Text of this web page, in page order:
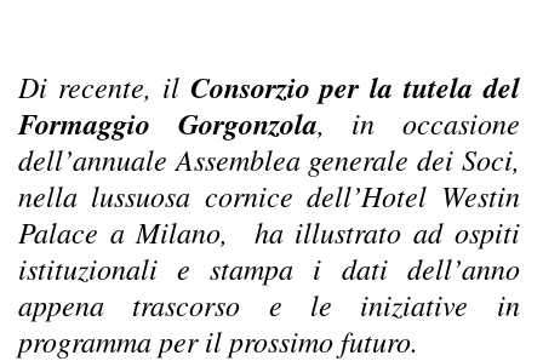
Di recente, il Consorzio per la tutela del
Formaggio Gorgonzola, in occasione
dell’annuale Assemblea generale dei Soci,
nella lussuosa cornice dell’Hotel Westin
Palace a Milano, ha illustrato ad ospiti
istituzionali e stampa i dati dell’anno
appena trascorso e le iniziative in
programma per il prossimo futuro.